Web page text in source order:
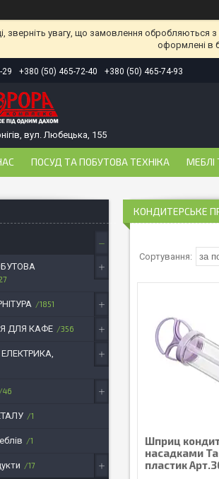
зверніть увагу, що замовлення обробляються
оформлені в
29 +380 (50) 465-72-40 +380 (50) 465-74-93
вул. Любецька, 155
ПОСУД ТА ПОБУТОВА ТЕХНІКА МЕБЛІ
КОНДИТЕРСЬКЕ
Шприц
насадками
пластик
1851
ДЛЯ КАФЕ 356
46
1
1
17